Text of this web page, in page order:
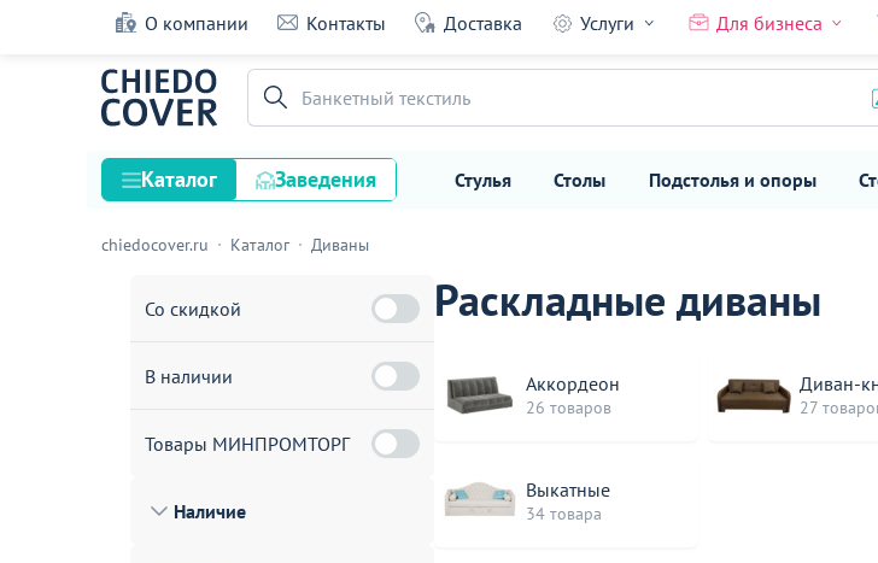
О компании Контакты Доставка Услуги Для бизнеса
Банкетный текстиль
Каталог Заведения Стулья Столы Подстолья и опоры
Стулья
Столешницы
Диваны
chiedocover.ru Каталог Диваны
Раскладные диваны
Аккордеон
26 товаров
Диван-
27
Выкатные
34 товара
Со скидкой
В наличии
Товары МИНПРОМТОРГ
Наличие